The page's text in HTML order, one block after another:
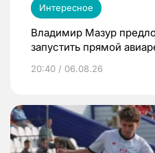
Интересное
Владимир Мазур
запустить прямой
20:40 / 06.08.26